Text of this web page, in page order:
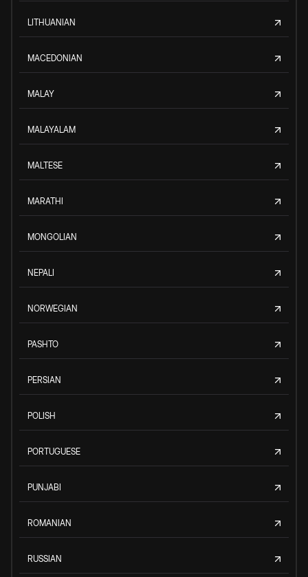
LITHUANIAN
MACEDONIAN
MALAY
MALAYALAM
MALTESE
MARATHI
MONGOLIAN
NEPALI
NORWEGIAN
PASHTO
PERSIAN
POLISH
PORTUGUESE
PUNJABI
ROMANIAN
RUSSIAN